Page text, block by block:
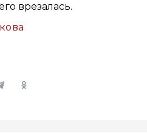
врезалась.